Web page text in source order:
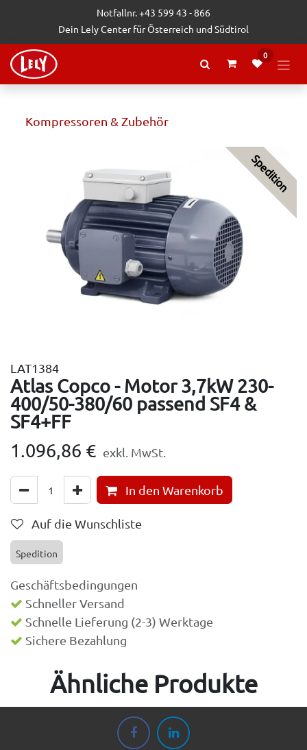
Zum Inhalt springenNotfallnr. +43 599 43 - 866
Dein Lely Center für Österreich und Südtirol
0
Kompressoren & Zubehör
Spedition
LAT1384
Atlas Copco - Motor 3,7kW 230-
400/50-380/60 passend SF4 &
SF4+FF
1.096,86 € exkl. MwSt.
In den Warenkorb
Auf die Wunschliste
Spedition
Geschäftsbedingungen
Schneller Versand
Schnelle Lieferung (2-3) Werktage
Sichere Bezahlung
Ähnliche Produkte